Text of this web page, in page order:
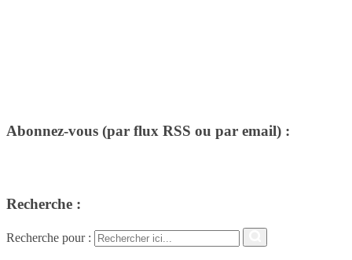
Abonnez-vous (par flux RSS ou par email) :
Recherche :
Recherche pour :